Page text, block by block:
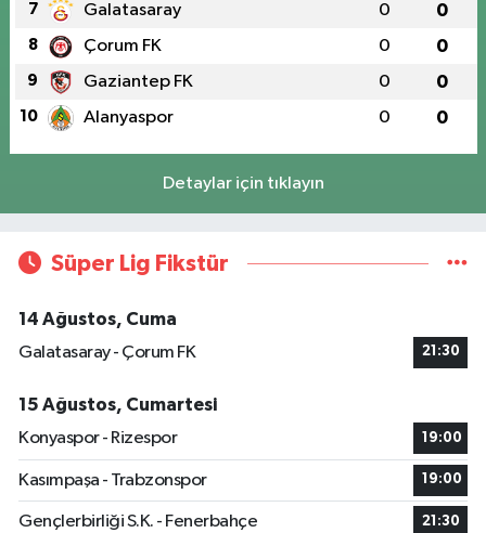
7 Galatasaray 0 0
8 Çorum FK 0 0
9 Gaziantep FK 0 0
10 Alanyaspor 0 0
Detaylar için tıklayın
Süper Lig Fikstür
14 Ağustos, Cuma
Galatasaray - Çorum FK
21:30
15 Ağustos, Cumartesi
Konyaspor - Rizespor
19:00
Kasımpaşa - Trabzonspor 19:00
Gençlerbirliği S.K. - Fenerbahçe 21:30